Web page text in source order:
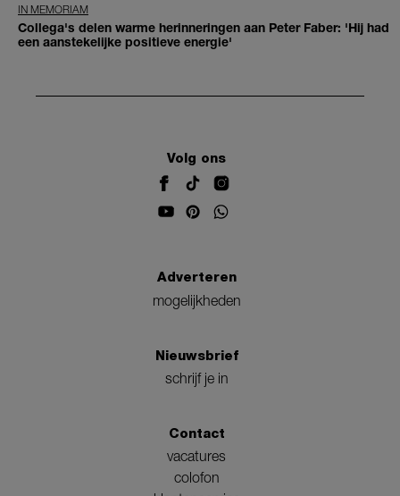
IN MEMORIAM
Collega's delen warme herinneringen aan Peter Faber: 'Hij had
een aanstekelijke positieve energie'
Volg ons
Adverteren
mogelijkheden
Nieuwsbrief
schrijf je in
Contact
vacatures
colofon